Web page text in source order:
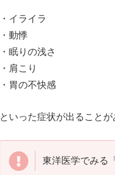
・イライラ
・動悸
・眠りの浅さ
・肩こり
・胃の不快感
といった症状が出ることが
東洋医学でみる